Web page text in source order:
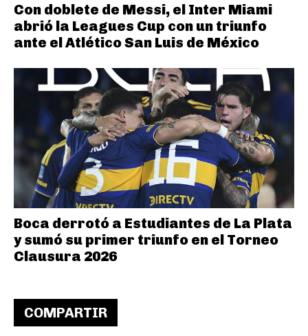
COMPARTIR
Con doblete de Messi, el Inter Miami
abrió la Leagues Cup con un triunfo
ante el Atlético San Luis de México
Boca derrotó a Estudiantes de La Plata
y sumó su primer triunfo en el Torneo
Clausura 2026